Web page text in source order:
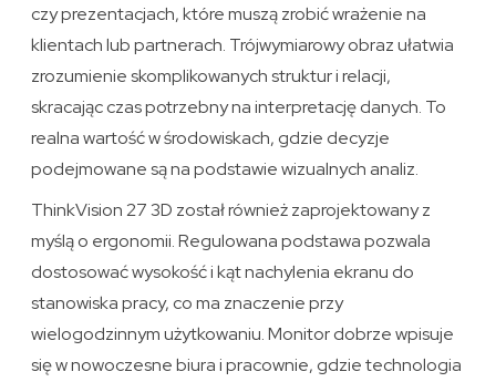
czy prezentacjach, które muszą zrobić wrażenie na
klientach lub partnerach. Trójwymiarowy obraz ułatwia
zrozumienie skomplikowanych struktur i relacji,
skracając czas potrzebny na interpretację danych. To
realna wartość w środowiskach, gdzie decyzje
podejmowane są na podstawie wizualnych analiz.
ThinkVision 27 3D został również zaprojektowany z
myślą o ergonomii. Regulowana podstawa pozwala
dostosować wysokość i kąt nachylenia ekranu do
stanowiska pracy, co ma znaczenie przy
wielogodzinnym użytkowaniu. Monitor dobrze wpisuje
się w nowoczesne biura i pracownie, gdzie technologia